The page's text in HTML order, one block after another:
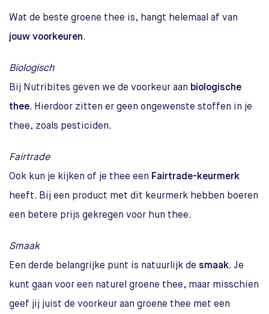
Wat de beste groene thee is, hangt helemaal af van
jouw voorkeuren.
Biologisch
Bij Nutribites geven we de voorkeur aan biologische
thee. Hierdoor zitten er geen ongewenste stoffen in je
thee, zoals pesticiden.
Fairtrade
Ook kun je kijken of je thee een Fairtrade-keurmerk
heeft. Bij een product met dit keurmerk hebben boeren
een betere prijs gekregen voor hun thee.
Smaak
Een derde belangrijke punt is natuurlijk de smaak. Je
kunt gaan voor een naturel groene thee, maar misschien
geef jij juist de voorkeur aan groene thee met een